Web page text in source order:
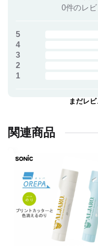
0件のレビ
5
4
3
2
1
まだレ
関連商品